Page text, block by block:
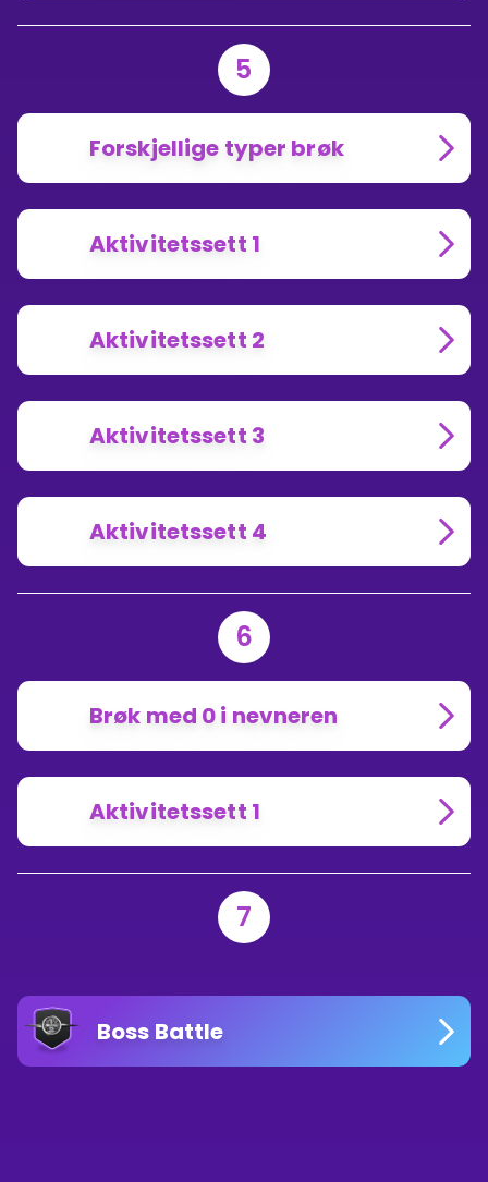
5
Forskjellige typer brøk
Aktivitetssett 1
Aktivitetssett 2
Aktivitetssett 3
Aktivitetssett 4
6
Brøk med 0 i nevneren
Aktivitetssett 1
7
Boss Battle